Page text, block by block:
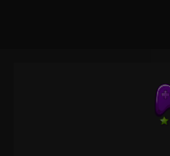
aventuras de calidad y
dejes de echarle un vistazo